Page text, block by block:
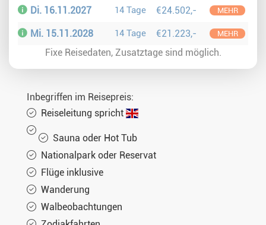
Di. 16.11.2027 14 Tage €24.502,- MEHR
Mi. 15.11.2028 14 Tage €21.223,- MEHR
Fixe Reisedaten, Zusatztage sind möglich.
Inbegriffen im Reisepreis:
Reiseleitung spricht
Sauna oder Hot Tub
Nationalpark oder Reservat
Flüge inklusive
Wanderung
Walbeobachtungen